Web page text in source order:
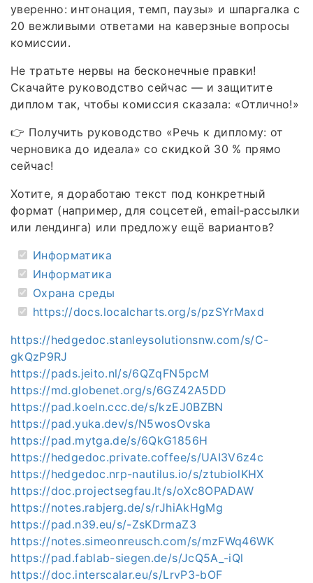
уверенно: интонация, темп, паузы» и шпаргалка с
20 вежливыми ответами на каверзные вопросы
комиссии.
Не тратьте нервы на бесконечные правки!
Скачайте руководство сейчас — и защитите
диплом так, чтобы комиссия сказала: «Отлично!»
👉 Получить руководство «Речь к диплому: от
черновика до идеала» со скидкой 30 % прямо
сейчас!
Хотите, я доработаю текст под конкретный
формат (например, для соцсетей, email‑рассылки
или лендинга) или предложу ещё вариантов?
Информатика
Информатика
Охрана среды
https://docs.localcharts.org/s/pzSYrMaxd
https://hedgedoc.stanleysolutionsnw.com/s/C-
gkQzP9RJ
https://pads.jeito.nl/s/6QZqFN5pcM
https://md.globenet.org/s/6GZ42A5DD
https://pad.koeln.ccc.de/s/kzEJ0BZBN
https://pad.yuka.dev/s/N5wosOvska
https://pad.mytga.de/s/6QkG1856H
https://hedgedoc.private.coffee/s/UAI3V6z4c
https://hedgedoc.nrp-nautilus.io/s/ztubiolKHX
https://doc.projectsegfau.lt/s/oXc8OPADAW
https://notes.rabjerg.de/s/rJhiAkHgMg
https://pad.n39.eu/s/-ZsKDrmaZ3
https://notes.simeonreusch.com/s/mzFWq46WK
https://pad.fablab-siegen.de/s/JcQ5A_-iQl
https://doc.interscalar.eu/s/LrvP3-bOF